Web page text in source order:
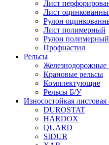
Лист
Лист
Рулон
Лист полимерный
Рулон полимерный
Профнастил
Рельсы
Железнодорожные
Крановые рельсы
Комплектующие
Рельсы Б/У
Износостойкая листовая
DUROSTAT
HARDOX
QUARD
SIDUR